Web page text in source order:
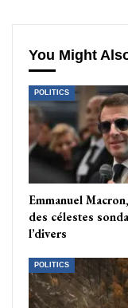
You Might
POLITICS
Emmanuel
des célestes
l’divers
POLITICS